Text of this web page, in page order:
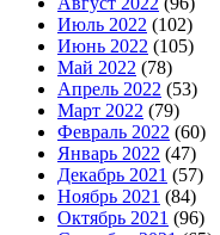
Июль 2022 (102)
Июнь 2022 (105)
Май 2022 (78)
Апрель 2022 (53)
Март 2022 (79)
Февраль 2022 (60)
Январь 2022 (47)
Декабрь 2021 (57)
Ноябрь 2021 (84)
Октябрь 2021 (96)